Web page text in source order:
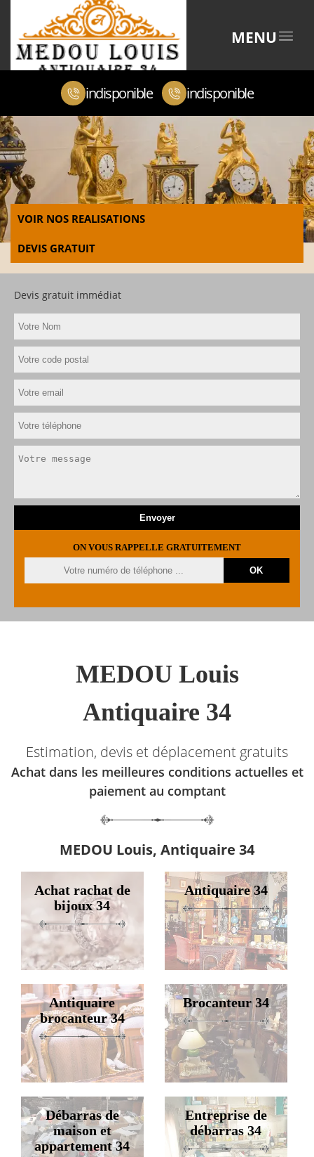
MENU
indisponible indisponible
VOIR NOS REALISATIONS
DEVIS GRATUIT
Devis gratuit immédiat
ON VOUS RAPPELLE GRATUITEMENT
MEDOU Louis
Antiquaire 34
Estimation, devis et déplacement gratuits
Achat dans les meilleures conditions actuelles et
paiement au comptant
MEDOU Louis, Antiquaire 34
Achat rachat de
bijoux 34
Antiquaire 34
Antiquaire
brocanteur 34
Brocanteur 34
Débarras de
maison et
appartement 34
Entreprise de
débarras 34